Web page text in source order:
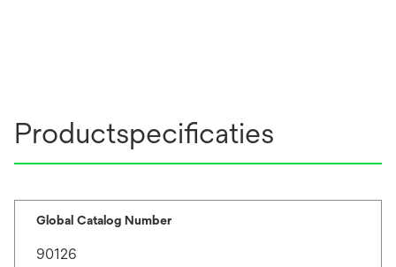
Productspecificaties
Global Catalog Number
90126